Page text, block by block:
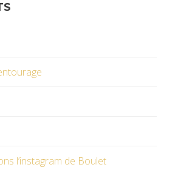
l’instagram de Boulet